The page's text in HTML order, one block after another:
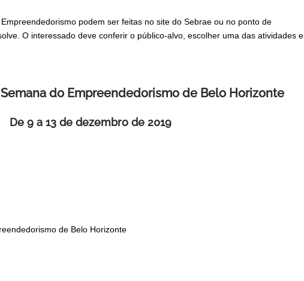
podem ser feitas no site do Sebrae ou no ponto de
O interessado deve conferir o público-alvo, escolher uma das atividades e
Semana do Empreendedorismo de Belo Horizonte
De 9 a 13 de dezembro de 2019
de Belo Horizonte